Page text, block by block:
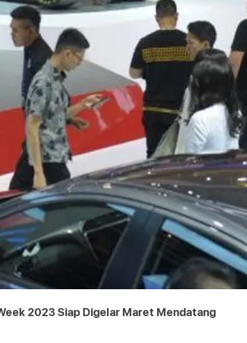
2023 Siap Digelar Maret Mendatang